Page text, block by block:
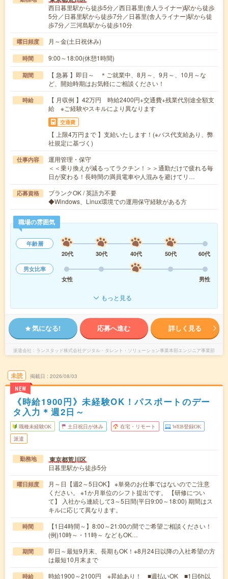
西日暮里駅から徒歩5分／西日暮里(舎人ライナー)駅から徒歩
5分／日暮里駅から徒歩7分／日暮里(舎人ライナー)駅から徒
歩7分／三河島駅から徒歩10分
曜日頻度 月～金(土日祝休み)
時間 9:00～18:00(休憩1時間)
期間
【 急募 】即日～ ＊ご就業中、8月～、9月～、10月～な
ど、開始時期はお気軽にご相談ください！
時給
【 月収例 】42万円 時給2400円+交通費+残業代別途全額支
給 ※ご経験やスキルにより異なります
交通費
【 上限4万円まで 】支給いたします！(※バス代支給あり、弊
社規定に基づく)
仕事内容
運用管理・保守
＜＜乗り換えが減るってラクチン！＞＞通勤だけで疲れる毎
日が変わる！長時間の満員電車や人混みを避けてリ…
応募資格
ブランクOK / 英語力不要
◆Windows、Linux環境での運用保守経験がある方
職場の雰囲気
年齢層
20代
30代 40代 50代
60代
男女比率
女性
男性
もっと見る
気になる! 応募へ進む 詳しく見る
派遣会社 ランスタッド株式会社デジタル・タレント・ソリューション事業本部エンジニア事業部
未読
NEW
掲載日 2026/08/03
《時給1900円》未経験OK！パスポートのデー
タ入力＊週2日～
職種未経験OK 土日祝日が休み 在宅・リモート WEB登録OK
派遣
勤務地 東京都荒川区
日暮里駅から徒歩5分
曜日頻度
月～日【週2～5日OK】 ※単発のお仕事ではないのでご注意
ください。 ※1か月単位のシフト提出です。 【研修につい
て】 入社から連続して3～5日間(平日9:00～18:00) 期間はス
キルに応じて異なります。
時間
【1日4時間～】8:00～21:00の間でご希望ご相談ください！
(例)10時～・11時～ などもOK…
期間
即日～最短9月末、長期もOK！※8月24日以降の入社希望の方
は最短10月末まで
時給
時給1900～2100円 ※昇給あり！ ■週払いOK ■1日6h以